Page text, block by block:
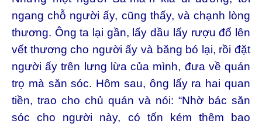
ngang chỗ người ấy, cũng thấy, và chạnh lòng
thương. Ông ta lại gần, lấy dầu lấy rượu đổ lên
vết thương cho người ấy và băng bó lại, rồi đặt
người ấy trên lưng lừa của mình, đưa về quán
trọ mà săn sóc. Hôm sau, ông lấy ra hai quan
tiền, trao cho chủ quán và nói: “Nhờ bác săn
sóc cho người này, có tốn kém thêm bao